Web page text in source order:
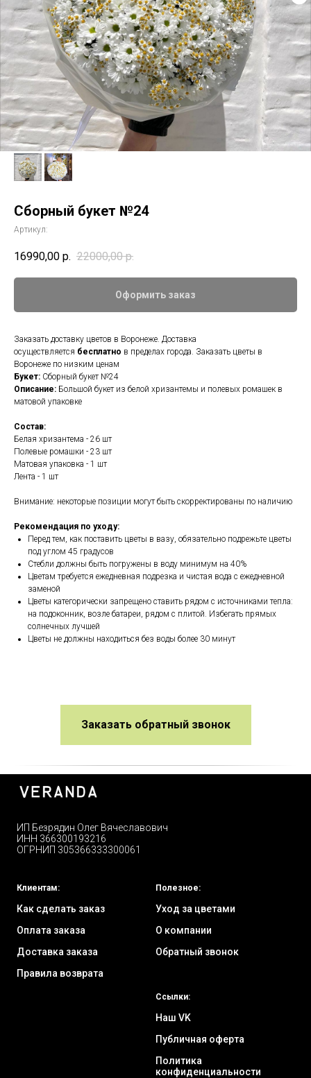
Сборный букет №24
Артикул:
16990,00 р. 22000,00 р.
Оформить заказ
Заказать доставку цветов в Воронеже. Доставка
осуществляется бесплатно в пределах города. Заказать цветы в
Воронеже по низким ценам
Букет: Сборный букет №24
Описание: Большой букет из белой хризантемы и полевых ромашек в
матовой упаковке
Состав:
Белая хризантема - 26 шт
Полевые ромашки - 23 шт
Матовая упаковка - 1 шт
Лента - 1 шт
Внимание: некоторые позиции могут быть скорректированы по наличию
Рекомендация по уходу:
Перед тем, как поставить цветы в вазу, обязательно подрежьте цветы
под углом 45 градусов
Стебли должны быть погружены в воду минимум на 40%
Цветам требуется ежедневная подрезка и чистая вода с ежедневной
заменой
Цветы категорически запрещено ставить рядом с источниками тепла:
на подоконник, возле батареи, рядом с плитой. Избегать прямых
солнечных лучшей
Цветы не должны находиться без воды более 30 минут
Заказать обратный звонок
ИП Безрядин Олег Вячеславович
ИНН 366300193216
ОГРНИП 305366333300061
Клиентам:
Как сделать заказ
Оплата заказа
Доставка заказа
Правила возврата
Полезное:
Уход за цветами
О компании
Обратный звонок
Ссылки:
Наш VK
Публичная оферта
Политика
конфиденциальности